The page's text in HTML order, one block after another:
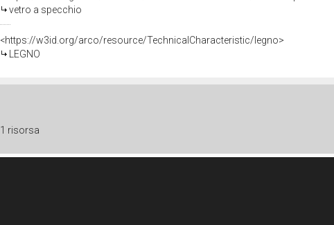
vetro a specchio
<https://w3id.org/arco/resource/TechnicalCharacteristic/legno>
LEGNO
1 risorsa